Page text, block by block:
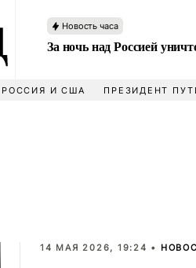
Новость часа
За ночь над Россией
РОССИЯ И США ПРЕЗИДЕНТ
14 МАЯ 2026, 19:24 •